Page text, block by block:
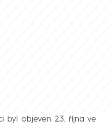
byl objeven 23. října ve